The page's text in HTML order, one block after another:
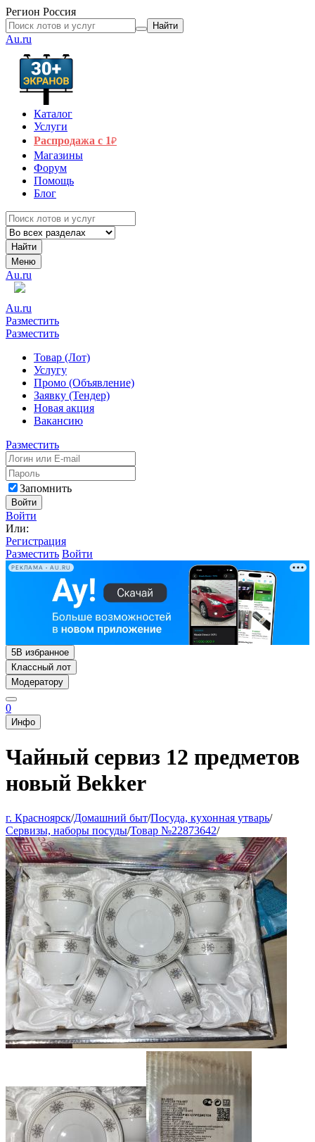
Регион Россия
Найти
Au.ru
Каталог
Услуги
Распродажа с 1₽
Магазины
Форум
Помощь
Блог
Найти
Меню
Au.ru
Au.ru
Разместить
Разместить
Товар (Лот)
Услугу
Промо (Объявление)
Заявку (Тендер)
Новая акция
Вакансию
Разместить
Запомнить
Войти
Войти
Или:
Регистрация
Разместить Войти
РЕКЛАМА • AU.RU
5В избранное
Классный лот
Модератору
0
Инфо
Чайный сервиз 12 предметов
новый Bekker
г. Красноярск/Домашний быт/Посуда, кухонная утварь/
Сервизы, наборы посуды/Товар №22873642/